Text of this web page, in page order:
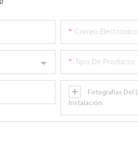
Correo Electrónico
Tipo De Producto
Fotografías Del
Instalación.